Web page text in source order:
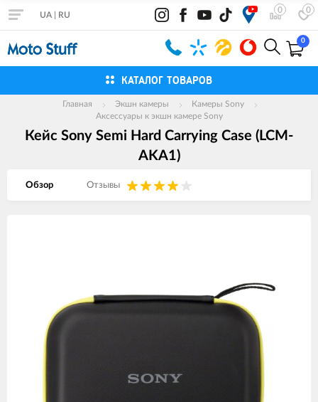
0 0
UA RU
0
КАТАЛОГ ТОВАРОВ
Главная Экшн камеры
Камеры Sony
Аксессуары к экшн камере Sony
Кейс Sony Semi Hard Carrying Case (LCM-
AKA1)
Обзор Отзывы